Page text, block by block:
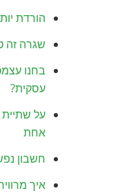
הורדת יותר מ -
שגרה זה
בחנו
עסקית?
על שתיית
אחת
חשבון
איך